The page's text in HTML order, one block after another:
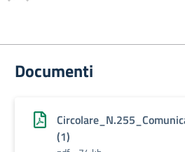
Documenti
(1)